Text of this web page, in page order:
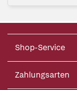
Shop-Service
Zahlungsarten